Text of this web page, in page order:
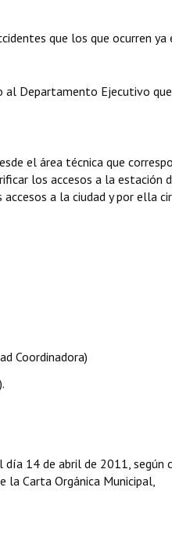
que los que ocurren ya
al Departamento Ejecutivo
el área técnica que
los accesos a la estación
a la ciudad y por ella
Coordinadora)
14 de abril de 2011, según
la Carta Orgánica Municipal,